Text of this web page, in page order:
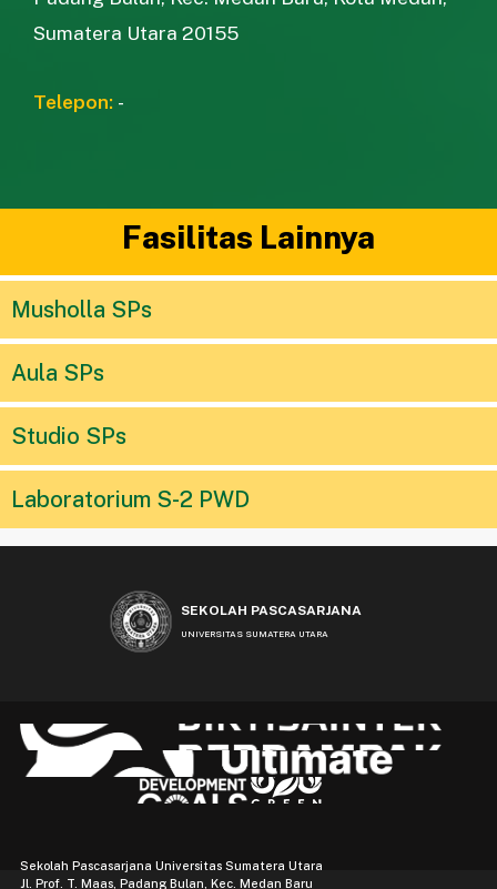
Sumatera Utara 20155
Telepon: -
Fasilitas Lainnya
Musholla SPs
Aula SPs
Studio SPs
Laboratorium S-2 PWD
SEKOLAH PASCASARJANA
UNIVERSITAS SUMATERA UTARA
Sekolah Pascasarjana Universitas Sumatera Utara
Jl. Prof. T. Maas, Padang Bulan, Kec. Medan Baru